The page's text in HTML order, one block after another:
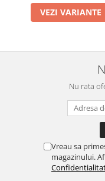
VEZI VARIANTE
Nu rata
Vreau sa
magazinului.